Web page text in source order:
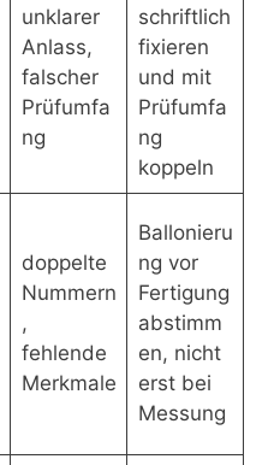
unklarer
Anlass,
falscher
Prüfumfa
ng
schriftlich
fixieren
und mit
Prüfumfa
ng
koppeln
doppelte
Nummern
,
fehlende
Merkmale
Ballonieru
ng vor
Fertigung
abstimm
en, nicht
erst bei
Messung